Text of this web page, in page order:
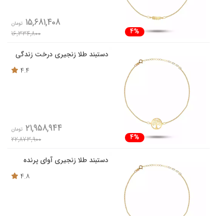
4%
15,681,408 تومان
16,334,800
دستبند طلا زنجیری درخت زندگی
4.4
4%
21,958,944 تومان
22,873,900
دستبند طلا زنجیری آوای پرنده
4.8